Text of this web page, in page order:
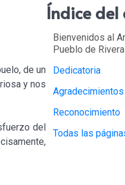
Índice del
Bienvenidos al
Pueblo de Rivera
Dedicatoria
Agradecimientos
Reconocimiento
Todas las
de un
y nos
del